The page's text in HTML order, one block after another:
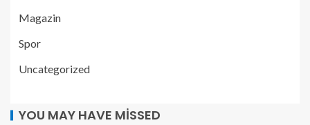
Magazin
Spor
Uncategorized
YOU MAY HAVE MISSED